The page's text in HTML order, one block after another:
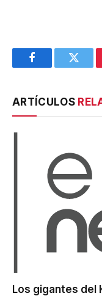
Facebook
ARTÍCULOS
Los gigantes del